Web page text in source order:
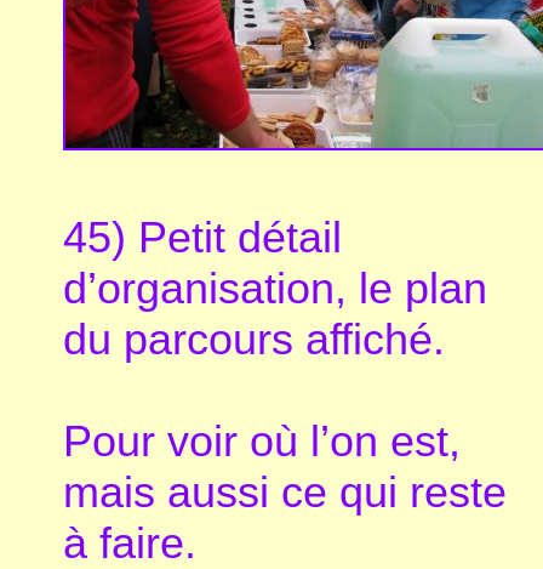
45) Petit détail
d’organisation, le plan
du parcours affiché.
Pour voir où l’on est,
mais aussi ce qui reste
à faire.